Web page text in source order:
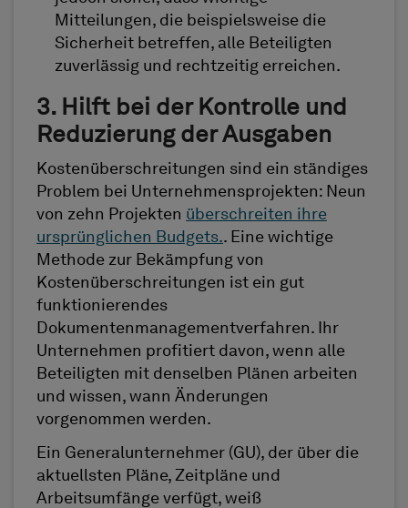
Mitteilungen, die beispielsweise die
Sicherheit betreffen, alle Beteiligten
zuverlässig und rechtzeitig erreichen.
3. Hilft bei der Kontrolle und
Reduzierung der Ausgaben
Kostenüberschreitungen sind ein ständiges
Problem bei Unternehmensprojekten: Neun
von zehn Projekten überschreiten ihre
ursprünglichen Budgets.. Eine wichtige
Methode zur Bekämpfung von
Kostenüberschreitungen ist ein gut
funktionierendes
Dokumentenmanagementverfahren. Ihr
Unternehmen profitiert davon, wenn alle
Beteiligten mit denselben Plänen arbeiten
und wissen, wann Änderungen
vorgenommen werden.
Ein Generalunternehmer (GU), der über die
aktuellsten Pläne, Zeitpläne und
Arbeitsumfänge verfügt, weiß